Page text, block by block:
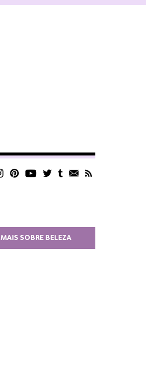
MAIS SOBRE BELEZA